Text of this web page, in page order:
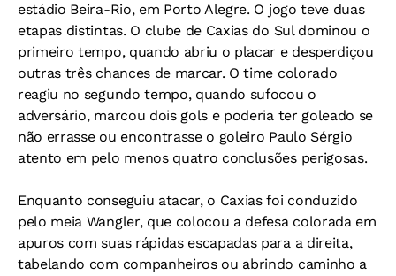
estádio Beira-Rio, em Porto Alegre. O jogo teve duas
etapas distintas. O clube de Caxias do Sul dominou o
primeiro tempo, quando abriu o placar e desperdiçou
outras três chances de marcar. O time colorado
reagiu no segundo tempo, quando sufocou o
adversário, marcou dois gols e poderia ter goleado se
não errasse ou encontrasse o goleiro Paulo Sérgio
atento em pelo menos quatro conclusões perigosas.
Enquanto conseguiu atacar, o Caxias foi conduzido
pelo meia Wangler, que colocou a defesa colorada em
apuros com suas rápidas escapadas para a direita,
tabelando com companheiros ou abrindo caminho a